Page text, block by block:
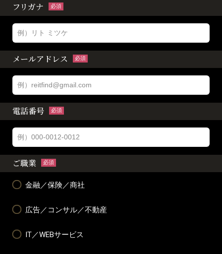
フリガナ 必須
メールアドレス 必須
電話番号 必須
ご職業 必須
金融／保険／商社
広告／コンサル／不動産
IT／WEBサービス